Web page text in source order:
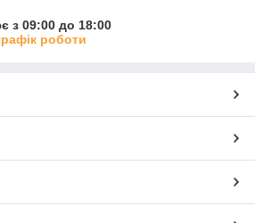
з 09:00 до 18:00
роботи